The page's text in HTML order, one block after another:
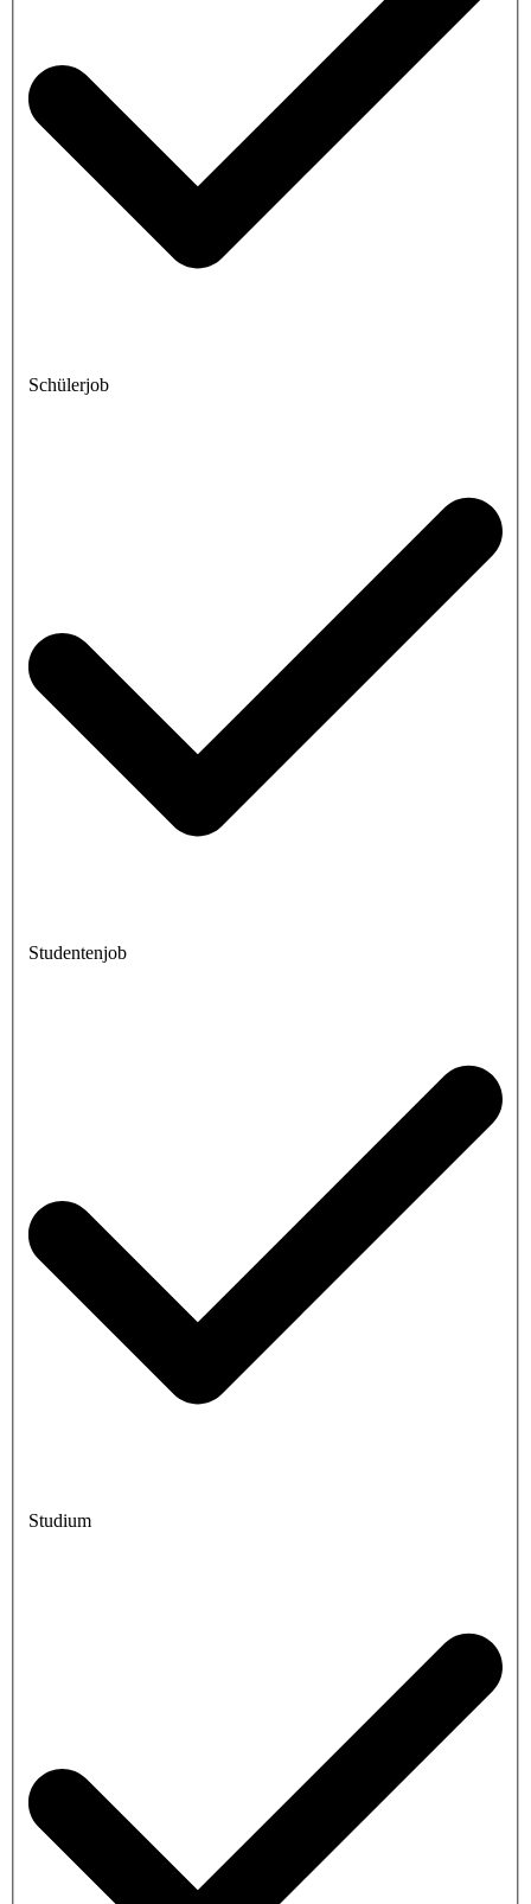
Schülerjob
Studentenjob
Studium